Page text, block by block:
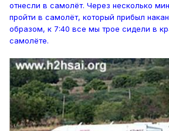
отнесли в самолёт. Через несколько
пройти в самолёт, который прибыл
образом, к 7:40 все мы трое сидели в
самолёте.